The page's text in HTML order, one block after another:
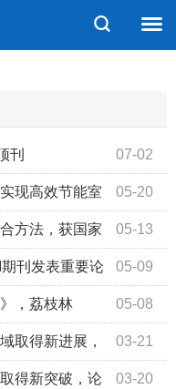
07-02
刊
05-20
现高效节能室
05-13
方法，获国家
05-09
刊发表重要论
逻辑 05-08
，荔枝林
03-21
取得新进展，
03-20
得新突破，论